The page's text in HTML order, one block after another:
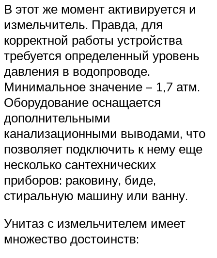
В этот же момент активируется и
измельчитель. Правда, для
корректной работы устройства
требуется определенный уровень
давления в водопроводе.
Минимальное значение – 1,7 атм.
Оборудование оснащается
дополнительными
канализационными выводами, что
позволяет подключить к нему еще
несколько сантехнических
приборов: раковину, биде,
стиральную машину или ванну.
Унитаз с измельчителем имеет
множество достоинств: